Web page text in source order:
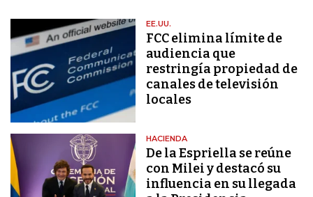
EE.UU.
FCC elimina límite de
audiencia que
restringía propiedad de
canales de televisión
locales
HACIENDA
De la Espriella se reúne
con Milei y destacó su
influencia en su llegada